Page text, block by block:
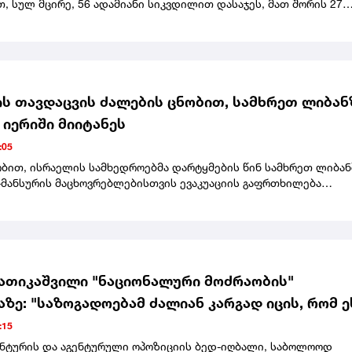
სულ მცირე, 56 ადამიანი სიკვდილით დასაჯეს, მათ შორის 27
თავდაცვის ძალების ცნობით, სამხრეთ
მიიტანეს
ისრაელის სამხედროებმა დარტყმების წინ სამხრეთ
მაცხოვრებლებისთვის ევაკუაციის გაფრთხილება
"ნაციონალური მოძრაობის"
"საზოგადოებამ ძალიან კარგად იცის, რომ
ტაკიმასხარაობა, პოზიორობა
მიმცემების და მბრძანებლების წინაშე"
და აგენტურული ოპოზიციის ბედ-იღბალი, საბოლოოდ